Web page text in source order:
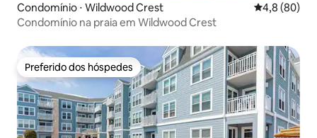
Condomínio ⋅ Wildwood Crest 4,8 de uma
4,8 (80)
Condomínio na praia em Wildwood Crest
Preferido dos hóspedes
Preferido dos hóspedes